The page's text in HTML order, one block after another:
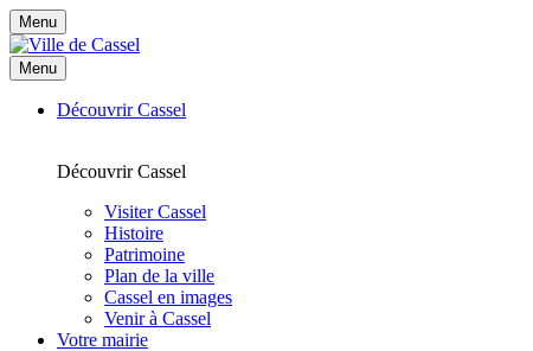
Menu
Menu
Découvrir Cassel
Découvrir Cassel
Visiter Cassel
Histoire
Patrimoine
Plan de la ville
Cassel en images
Venir à Cassel
Votre mairie